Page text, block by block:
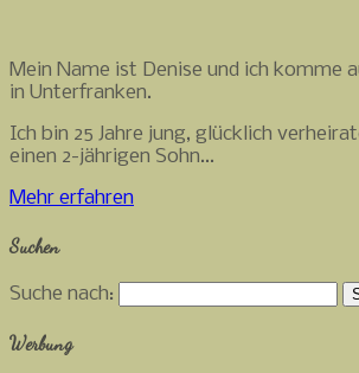
Mein Name ist Denise und ich komme
in Unterfranken.
Ich bin 25 Jahre jung, glücklich
einen 2-jährigen Sohn...
Mehr erfahren
Suchen
Suche nach:
Werbung